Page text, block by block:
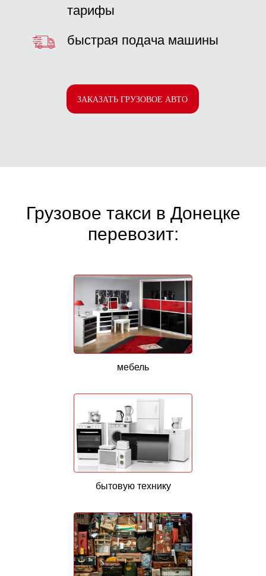
Грузовое такси в Донецке
перевозит:
бытовую технику
мебель